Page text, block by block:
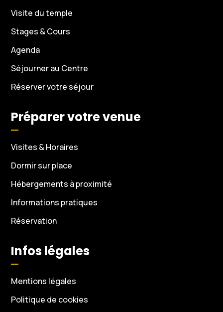
Visite du temple
Stages & Cours
Agenda
Séjourner au Centre
Réserver votre séjour
Préparer votre venue
Visites & Horaires
Dormir sur place
Hébergements à proximité
Informations pratiques
Réservation
Infos légales
Mentions légales
Politique de cookies